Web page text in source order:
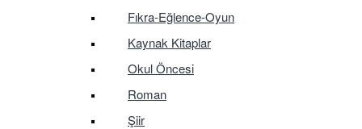
Fıkra-Eğlence-Oyun
Kaynak Kitaplar
Okul Öncesi
Roman
Şiir